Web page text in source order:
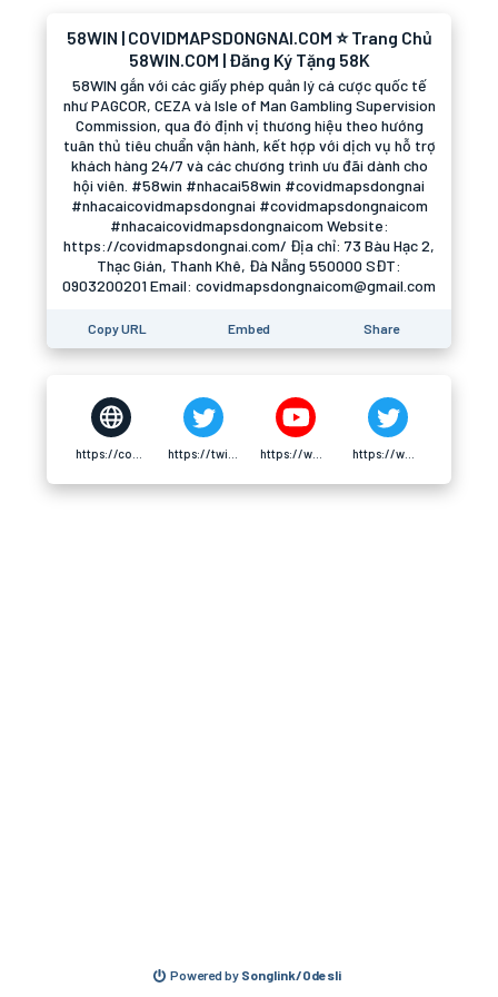
58WIN | COVIDMAPSDONGNAI.COM ⭐ Trang Chủ
58WIN.COM | Đăng Ký Tặng 58K
58WIN gắn với các giấy phép quản lý cá cược quốc tế
như PAGCOR, CEZA và Isle of Man Gambling Supervision
Commission, qua đó định vị thương hiệu theo hướng
tuân thủ tiêu chuẩn vận hành, kết hợp với dịch vụ hỗ trợ
khách hàng 24/7 và các chương trình ưu đãi dành cho
hội viên. #58win #nhacai58win #covidmapsdongnai
#nhacaicovidmapsdongnai #covidmapsdongnaicom
#nhacaicovidmapsdongnaicom Website:
https://covidmapsdongnai.com/ Địa chỉ: 73 Bàu Hạc 2,
Thạc Gián, Thanh Khê, Đà Nẵng 550000 SĐT:
0903200201 Email: covidmapsdongnaicom@gmail.com
Copy URL Embed Share
Powered by Songlink/Odesli